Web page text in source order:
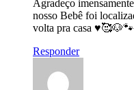
Agradeço
nosso Bebê foi
volta pra casa ♥️🥰🐶🐾
Responder